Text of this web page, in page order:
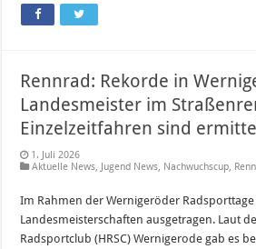
Rennrad: Rekorde in
Landesmeister im
Einzelzeitfahren sind
1. Juli 2026
Aktuelle News, Jugend News, Nachwuchscup,
Im Rahmen der Wernigeröder
Landesmeisterschaften ausgetragen. Laut
Radsportclub (HRSC) Wernigerode gab es